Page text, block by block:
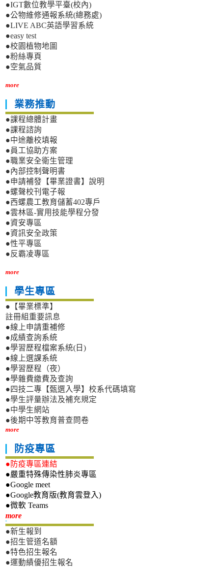
●IGT數位教學平臺(校內)
●公物維修通報系統(總務處)
●LIVE ABC英語學習系統
●easy test
●校園植物地圖
●粉絲專頁
●空氣品質
more
業務推動
●課程總體計畫
●課程諮詢
●中途離校填報
●員工協助方案
●職業安全衛生管理
●內部控制聲明書
●申請補發【畢業證書】說明
●螺聲校刊電子報
●西螺農工教育儲蓄402專戶
●雲林區-實用技能學程分發
●資安專區
●資訊安全政策
●性平專區
●反霸凌專區
more
學生專區
●【畢業標準】
註冊組重要訊息
●線上申請重補修
●成績查詢系統
●學習歷程檔案系統(日)
●線上選課系統
●學習歷程（夜）
●學雜費繳費及查詢
●四技二專【甄選入學】校系代碼填寫
●學生評量辦法及補充規定
●中學生網站
●後期中等教育普查問卷
more
防疫專區
●防疫專區連結
●嚴重特殊傳染性肺炎專區
●Google meet
●Google教育版(教育雲登入)
●微軟 Teams
more新生專區
●新生報到
●招生管道名額
●特色招生報名
●運動績優招生報名